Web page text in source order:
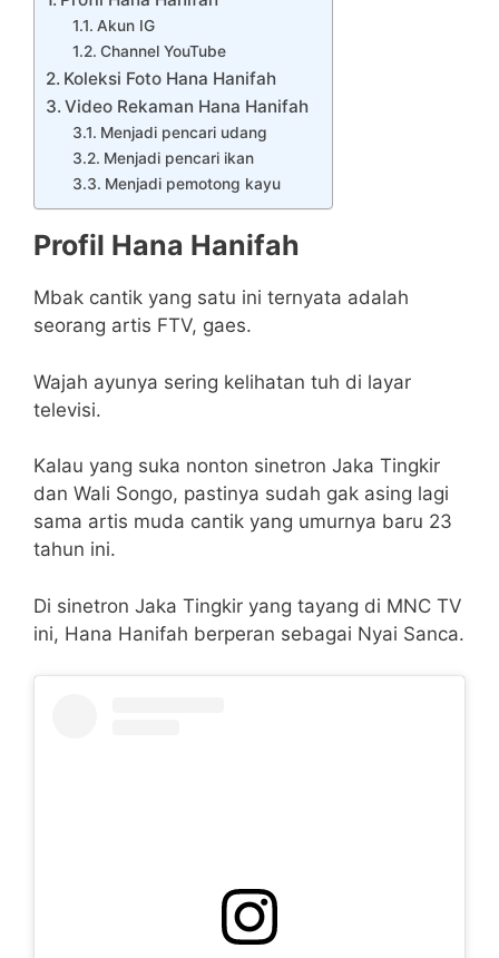
Akun IG
Channel YouTube
Koleksi Foto Hana Hanifah
Video Rekaman Hana Hanifah
Menjadi pencari udang
Menjadi pencari ikan
Menjadi pemotong kayu
Profil Hana Hanifah
Mbak cantik yang satu ini ternyata adalah
seorang artis FTV, gaes.
Wajah ayunya sering kelihatan tuh di layar
televisi.
Kalau yang suka nonton sinetron Jaka Tingkir
dan Wali Songo, pastinya sudah gak asing lagi
sama artis muda cantik yang umurnya baru 23
tahun ini.
Di sinetron Jaka Tingkir yang tayang di MNC TV
ini, Hana Hanifah berperan sebagai Nyai Sanca.